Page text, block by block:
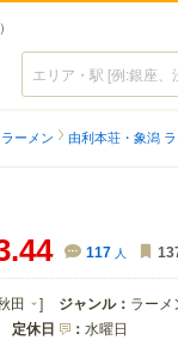
食べログ
ーメン 由利本荘・象潟
117 人
田 ] ジャンル： ラーメ
定休日 ： 水曜日